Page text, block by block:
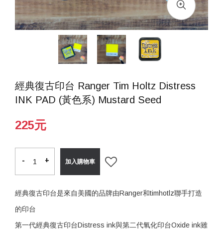
經典復古印台 Ranger Tim Holtz Distress
INK PAD (黃色系) Mustard Seed
225元
- +
- + 加入購物車
經典復古印台是來自美國的品牌由Ranger和timhotlz聯手打造
的印台
第一代經典復古印台Distress ink與第二代氧化印台Oxide ink雖